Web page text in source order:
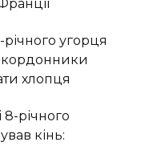
угорця
хлопця
річного
кінь: